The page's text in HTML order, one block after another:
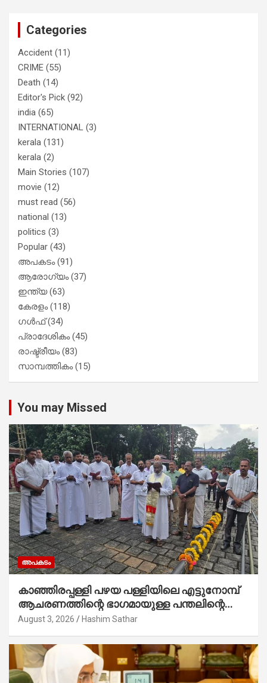
Categories
Accident (11)
CRIME (55)
Death (14)
Editor's Pick (92)
india (65)
INTERNATIONAL (3)
kerala (131)
kerala (2)
Main Stories (107)
movie (12)
must read (56)
national (13)
politics (3)
Popular (43)
അപകടം(91)
ആരോഗ്യം(37)
ഇന്ത്യ(63)
കേരളം(118)
ഗൾഫ്(34)
പ്രാദേശികം(45)
രാഷ്ട്രീയം(83)
സാമ്പത്തികം(15)
You may Missed
അപകടം
കാഞ്ഞിരപ്പള്ളി പഴയ പള്ളിയിലെ എട്ടുനോമ്പ്
ആചരണത്തിന്റെ ഭാഗമായുള്ള പന്തലിന്റെ
കാൽനാട്ട് കർമ്മം ആർച്ച് പ്രീസ്റ്റ് വെരി.
August 3, 2026 Hashim Sathar